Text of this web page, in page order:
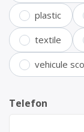
plastic
textile
vehicule
Telefon